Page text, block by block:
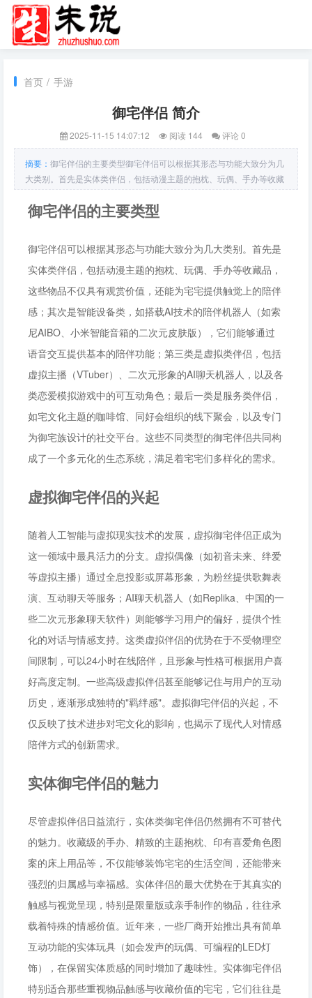
首页 / 手游
御宅伴侣 简介
2025-11-15 14:07:12 阅读 144 评论 0
摘要： 御宅伴侣的主要类型御宅伴侣可以根据其形态与功能大致分为几
大类别。首先是实体类伴侣，包括动漫主题的抱枕、玩偶、手办等收藏
品，这些物品不仅具有观赏价值，还能为宅宅提供触觉上的陪伴感；其
次是智能设备类，如搭载AI技术的陪伴机器人（如索尼AIBO、小米智能
御宅伴侣的主要类型
御宅伴侣可以根据其形态与功能大致分为几大类别。首先是
实体类伴侣，包括动漫主题的抱枕、玩偶、手办等收藏品，
这些物品不仅具有观赏价值，还能为宅宅提供触觉上的陪伴
感；其次是智能设备类，如搭载AI技术的陪伴机器人（如索
尼AIBO、小米智能音箱的二次元皮肤版），它们能够通过
语音交互提供基本的陪伴功能；第三类是虚拟类伴侣，包括
虚拟主播（VTuber）、二次元形象的AI聊天机器人，以及各
类恋爱模拟游戏中的可互动角色；最后一类是服务类伴侣，
如宅文化主题的咖啡馆、同好会组织的线下聚会，以及专门
为御宅族设计的社交平台。这些不同类型的御宅伴侣共同构
成了一个多元化的生态系统，满足着宅宅们多样化的需求。
虚拟御宅伴侣的兴起
随着人工智能与虚拟现实技术的发展，虚拟御宅伴侣正成为
这一领域中最具活力的分支。虚拟偶像（如初音未来、绊爱
等虚拟主播）通过全息投影或屏幕形象，为粉丝提供歌舞表
演、互动聊天等服务；AI聊天机器人（如Replika、中国的一
些二次元形象聊天软件）则能够学习用户的偏好，提供个性
化的对话与情感支持。这类虚拟伴侣的优势在于不受物理空
间限制，可以24小时在线陪伴，且形象与性格可根据用户喜
好高度定制。一些高级虚拟伴侣甚至能够记住与用户的互动
历史，逐渐形成独特的"羁绊感"。虚拟御宅伴侣的兴起，不
仅反映了技术进步对宅文化的影响，也揭示了现代人对情感
陪伴方式的创新需求。
实体御宅伴侣的魅力
尽管虚拟伴侣日益流行，实体类御宅伴侣仍然拥有不可替代
的魅力。收藏级的手办、精致的主题抱枕、印有喜爱角色图
案的床上用品等，不仅能够装饰宅宅的生活空间，还能带来
强烈的归属感与幸福感。实体伴侣的最大优势在于其真实的
触感与视觉呈现，特别是限量版或亲手制作的物品，往往承
载着特殊的情感价值。近年来，一些厂商开始推出具有简单
互动功能的实体玩具（如会发声的玩偶、可编程的LED灯
饰），在保留实体质感的同时增加了趣味性。实体御宅伴侣
特别适合那些重视物品触感与收藏价值的宅宅，它们往往是